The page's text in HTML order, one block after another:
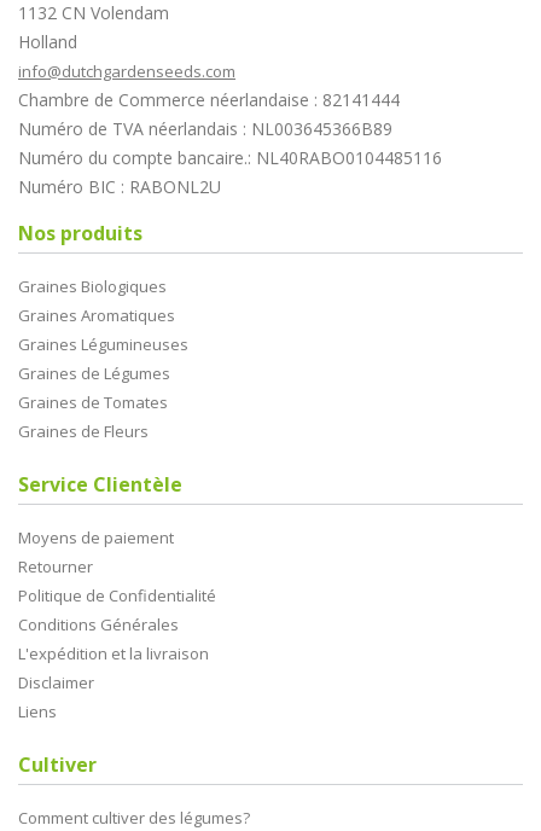
1132 CN Volendam
Holland
info@dutchgardenseeds.com
Chambre de Commerce néerlandaise : 82141444
Numéro de TVA néerlandais : NL003645366B89
Numéro du compte bancaire.: NL40RABO0104485116
Numéro BIC : RABONL2U
Nos produits
Graines Biologiques
Graines Aromatiques
Graines Légumineuses
Graines de Légumes
Graines de Tomates
Graines de Fleurs
Service Clientèle
Moyens de paiement
Retourner
Politique de Confidentialité
Conditions Générales
L'expédition et la livraison
Disclaimer
Liens
Cultiver
Comment cultiver des légumes?